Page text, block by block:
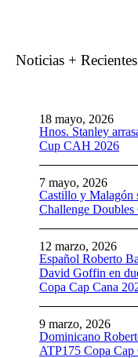
Noticias + Recientes
Hnos. Stanley
Cup CAH 2026
18 mayo, 2026
Castillo y Malagón
Challenge Doubles
7 mayo, 2026
Español Roberto
David Goffin en
Copa Cap Cana
12 marzo, 2026
Dominicano
ATP175 Copa Cap
9 marzo, 2026